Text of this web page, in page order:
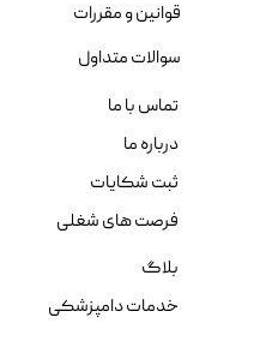
قوانین و مقررات
سوالات متداول
تماس با ما
درباره ما
ثبت شکایات
فرصت های شغلی
بلاگ
خدمات دامپزشکی